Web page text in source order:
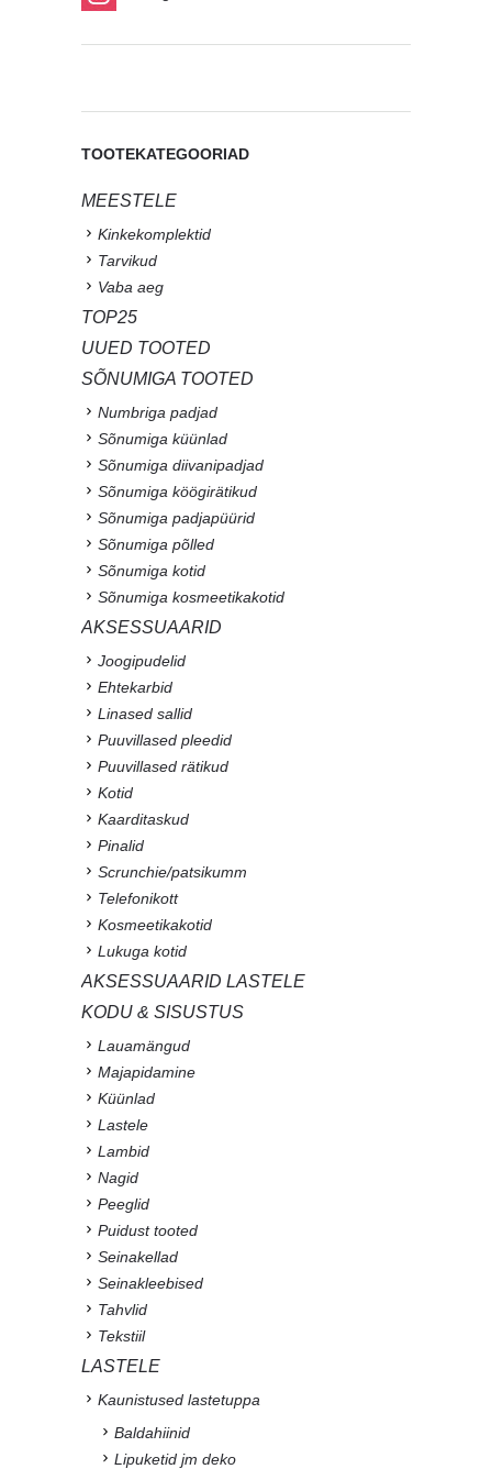
TOOTEKATEGOORIAD
MEESTELE
Kinkekomplektid
Tarvikud
Vaba aeg
TOP25
UUED TOOTED
SÕNUMIGA TOOTED
Numbriga padjad
Sõnumiga küünlad
Sõnumiga diivanipadjad
Sõnumiga köögirätikud
Sõnumiga padjapüürid
Sõnumiga põlled
Sõnumiga kotid
Sõnumiga kosmeetikakotid
AKSESSUAARID
Joogipudelid
Ehtekarbid
Linased sallid
Puuvillased pleedid
Puuvillased rätikud
Kotid
Kaarditaskud
Pinalid
Scrunchie/patsikumm
Telefonikott
Kosmeetikakotid
Lukuga kotid
AKSESSUAARID LASTELE
KODU & SISUSTUS
Lauamängud
Majapidamine
Küünlad
Lastele
Lambid
Nagid
Peeglid
Puidust tooted
Seinakellad
Seinakleebised
Tahvlid
Tekstiil
LASTELE
Kaunistused lastetuppa
Baldahiinid
Lipuketid jm deko